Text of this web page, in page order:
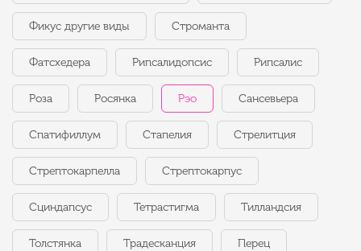
Фикус другие виды Строманта
Фатсхедера Рипсалидопсис Рипсалис
Роза Росянка Рэо Сансевьера
Спатифиллум Стапелия Стрелитция
Стрептокарпелла Стрептокарпус
Сциндапсус Тетрастигма Тилландсия
Толстянка Традесканция Перец